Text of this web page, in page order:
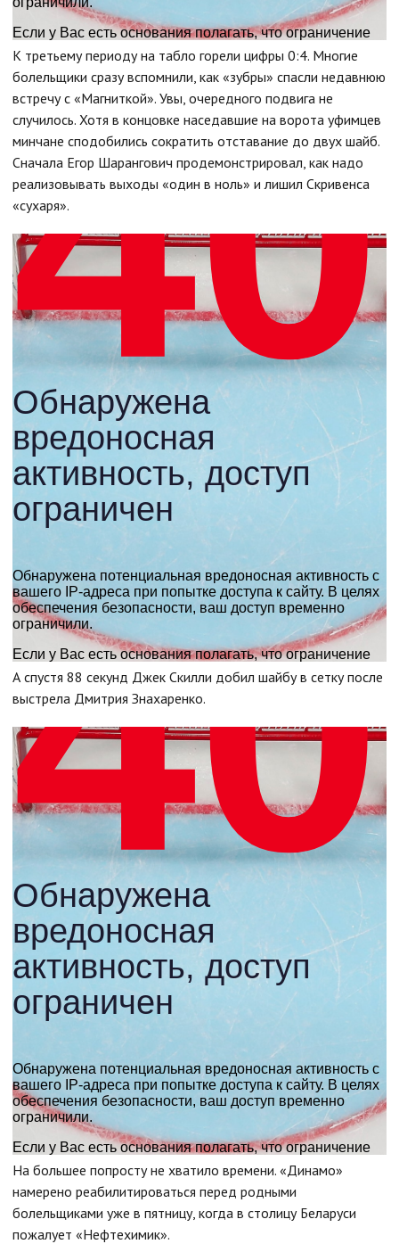
К третьему периоду на табло горели цифры 0:4. Многие
болельщики сразу вспомнили, как «зубры» спасли недавнюю
встречу с «Магниткой». Увы, очередного подвига не
случилось. Хотя в концовке наседавшие на ворота уфимцев
минчане сподобились сократить отставание до двух шайб.
Сначала Егор Шарангович продемонстрировал, как надо
реализовывать выходы «один в ноль» и лишил Скривенса
«сухаря».
А спустя 88 секунд Джек Скилли добил шайбу в сетку после
выстрела Дмитрия Знахаренко.
На большее попросту не хватило времени. «Динамо»
намерено реабилитироваться перед родными
болельщиками уже в пятницу, когда в столицу Беларуси
пожалует «Нефтехимик».